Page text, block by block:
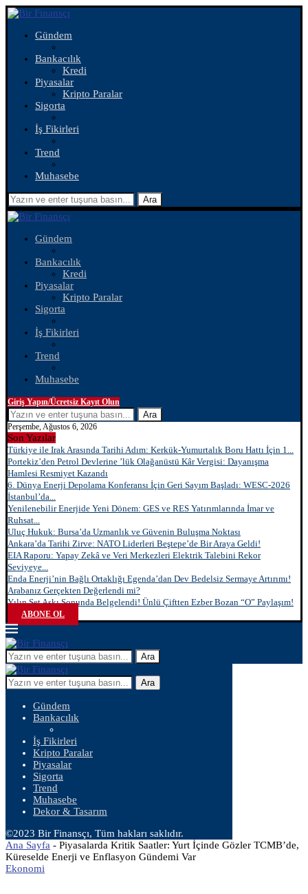
Gündem
Bankacılık
Kredi
Piyasalar
Kripto Paralar
Sigorta
İş Fikirleri
Trend
Muhasebe
Ara
Gündem
Bankacılık
Kredi
Piyasalar
Kripto Paralar
Sigorta
İş Fikirleri
Trend
Muhasebe
Giriş Yapın/Ücretsiz Kayıt Olun
Ara
Perşembe, Ağustos 6, 2026
Son Yazılar
Türkiye ile Irak Arasında Tarihi Adım: Kerkük-Yumurtalık Boru Hattı İçin 1...
Portekiz’den Petrol Devlerine ’lük Olağanüstü Kâr Vergisi: Dayanışma
Hamlesi Resmiyet Kazandı
6. Dünya Enerji Depolama Konferansı İçin Geri Sayım Başladı: WESC-2026
İstanbul’da...
Yenilenebilir Enerjide Yeni Dönem: GES ve RES Yatırımlarında İmar ve
Ruhsat...
Uluç Hukuk: Bursa’da Uzmanlık ve Güvenin Buluşma Noktası
Ankara’da Tarihi Zirve: NATO Liderleri Beştepe’de Bir Araya Geldi!
EIA Raporu: Yapay Zekâ ve Veri Merkezleri Elektrik Talebini Rekor
Seviyeye...
Enda Enerji’nin Bağlı Ortaklığı Egenda’dan Dev Bedelsiz Sermaye Artırımı!
Arabanız Gerçekten Değerlendi mi?
Yılın Set Aşkı Sonunda Belgelendi! Ünlü Çiftten Ezber Bozan “O” Paylaşım!
ABONE OL
Ara
Ara
Gündem
Bankacılık
İş Fikirleri
Kripto Paralar
Piyasalar
Sigorta
Trend
Muhasebe
Dekor & Tasarım
©2023 Bir Finansçı, Tüm hakları saklıdır.
Ana Sayfa - Piyasalarda Kritik Saatler: Yurt İçinde Gözler TCMB’de,
Küreselde Enerji ve Enflasyon Gündemi Var
Ekonomi